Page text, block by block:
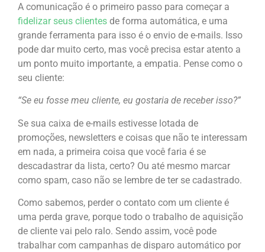
A comunicação é o primeiro passo para começar a
fidelizar seus clientes de forma automática, e uma
grande ferramenta para isso é o envio de e-mails. Isso
pode dar muito certo, mas você precisa estar atento a
um ponto muito importante, a empatia. Pense como o
seu cliente:
“Se eu fosse meu cliente, eu gostaria de receber isso?”
Se sua caixa de e-mails estivesse lotada de
promoções, newsletters e coisas que não te interessam
em nada, a primeira coisa que você faria é se
descadastrar da lista, certo? Ou até mesmo marcar
como spam, caso não se lembre de ter se cadastrado.
Como sabemos, perder o contato com um cliente é
uma perda grave, porque todo o trabalho de aquisição
de cliente vai pelo ralo. Sendo assim, você pode
trabalhar com campanhas de disparo automático por